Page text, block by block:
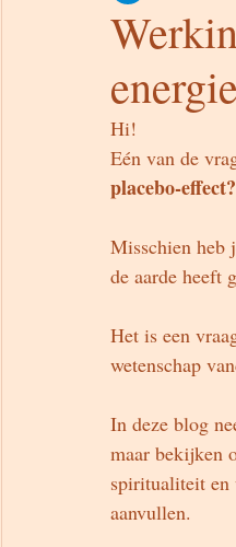
Hi!
Eén van de
placebo-
Misschien heb
de aarde heeft
Het is een
wetenschap
In deze blog
maar bekijken
spiritualiteit en
aanvullen.